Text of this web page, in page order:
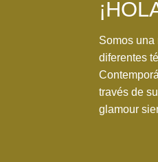
Somos una
diferentes
través de
glamour